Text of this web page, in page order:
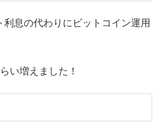
息の代わりにビットコイン運用
い増えました！